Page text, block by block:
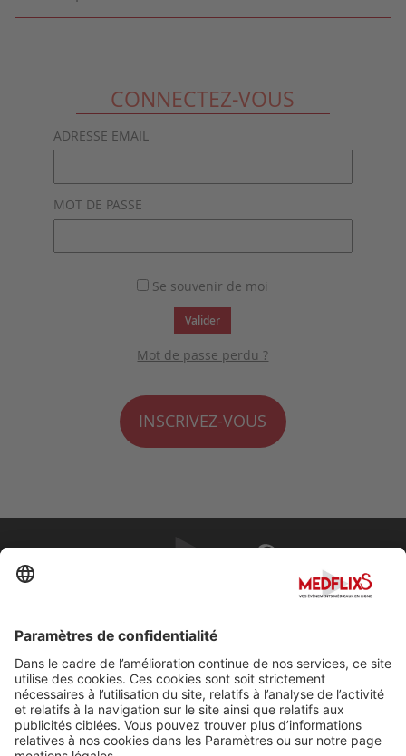
CONNECTEZ-VOUS
ADRESSE EMAIL
MOT DE PASSE
Se souvenir de moi
Valider
Mot de passe perdu ?
INSCRIVEZ-VOUS
À propos de MedflixS®
Aide
Contact
Mentions légales